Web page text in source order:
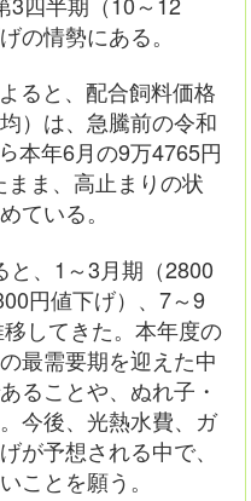
の情勢にある。
ると、配合飼料価格
）は、急騰前の令和
本年6月の9万4765円
ま、高止まりの状
ている。
と、1～3月期（2800
円値下げ）、7～9
してきた。本年度の
最需要期を迎えた中
ることや、ぬれ子・
今後、光熱水費、ガ
が予想される中で、
ことを願う。